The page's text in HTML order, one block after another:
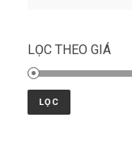
LỌC THEO GIÁ
LỌC